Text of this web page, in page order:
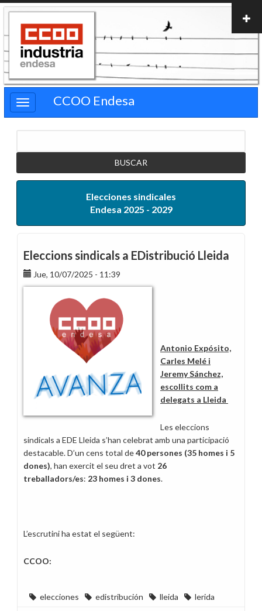
Pasar
contenido
principal
CCOO Endesa
Elecciones sindicales
Endesa 2025 - 2029
Eleccions sindicals a EDistribució Lleida
Jue, 10/07/2025 - 11:39
Antonio Expósito,
Carles Melé i
Jeremy Sánchez,
escollits com a
delegats a Lleida
Les eleccions
sindicals a EDE Lleida s’han celebrat amb una participació
destacable. D’un cens total de40 persones (35 homes i 5
dones), han exercit el seu dret a vot 26
treballadors/es: 23 homes i 3 dones.
L’escrutini ha estat el següent:
CCOO:
elecciones edistribución lleida lerida